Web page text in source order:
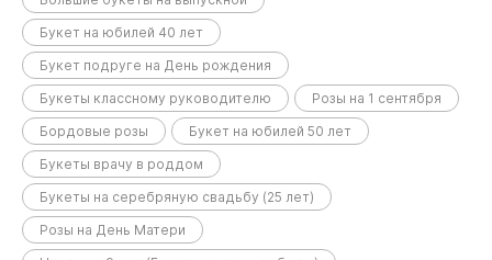
Букет на юбилей 40 лет
Букет подруге на День рождения
Букеты классному руководителю
Розы на 1 сентября
Бордовые розы
Букет на юбилей 50 лет
Букеты врачу в роддом
Букеты на серебряную свадьбу (25 лет)
Розы на День Матери